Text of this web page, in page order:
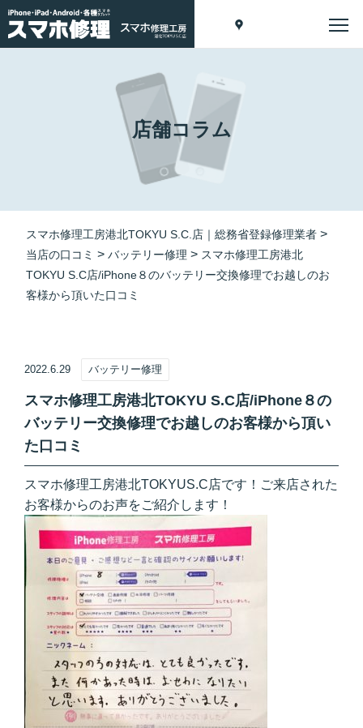
店舗コラム
スマホ修理工房港北TOKYU S.C.店｜総務省登録修理業者 >
当店の口コミ > バッテリー修理 > スマホ修理工房港北
TOKYU S.C店/iPhone８のバッテリー交換修理でお越しのお
客様から頂いた口コミ
2022.6.29 バッテリー修理
スマホ修理工房港北TOKYU S.C店/iPhone８の
バッテリー交換修理でお越しのお客様から頂い
た口コミ
スマホ修理工房港北TOKYUS.C店です！ご来店された
お客様からのお声をご紹介します！